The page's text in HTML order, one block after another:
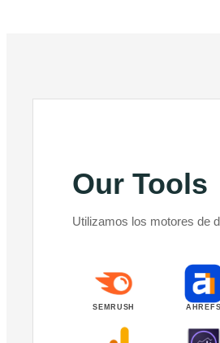
Our Tools
Utilizamos los motores de
SEMRUSH AHREFS